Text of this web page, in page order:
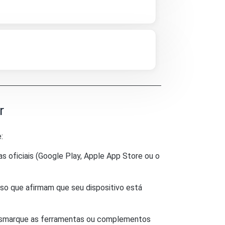
oficiais (Google Play, Apple App Store ou o
que afirmam que seu dispositivo está
as ferramentas ou complementos